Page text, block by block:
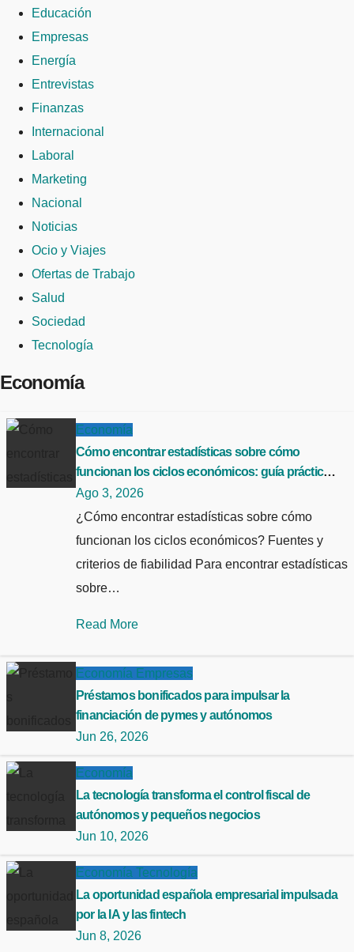
Educación
Empresas
Energía
Entrevistas
Finanzas
Internacional
Laboral
Marketing
Nacional
Noticias
Ocio y Viajes
Ofertas de Trabajo
Salud
Sociedad
Tecnología
Economía
Economía
Cómo encontrar estadísticas sobre cómo
funcionan los ciclos económicos: guía práctica y
fuentes fiables
Ago 3, 2026
¿Cómo encontrar estadísticas sobre cómo
funcionan los ciclos económicos? Fuentes y
criterios de fiabilidad Para encontrar estadísticas
sobre…
Read More
Economía Empresas
Préstamos bonificados para impulsar la
financiación de pymes y autónomos
Jun 26, 2026
Economía
La tecnología transforma el control fiscal de
autónomos y pequeños negocios
Jun 10, 2026
Economía Tecnología
La oportunidad española empresarial impulsada
por la IA y las fintech
Jun 8, 2026